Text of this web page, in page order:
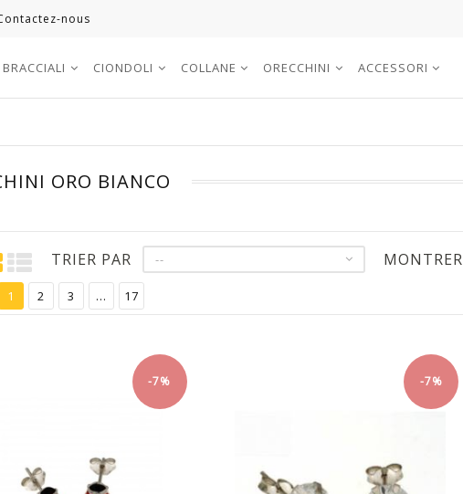
nous
BRACCIALI CIONDOLI COLLANE ORECCHINI ACCESSORI
ORO BIANCO
TRIER PAR -- MONTRER
1 2 3 ... 17
-7% -7%